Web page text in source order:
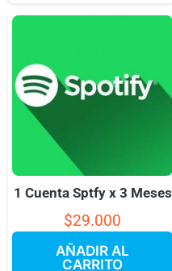
1 Cuenta Sptfy x 3 Meses
$29.000
AÑADIR AL
CARRITO